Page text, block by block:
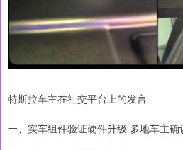
特斯拉车主在社交平台上的发言
一、实车组件验证硬件升级 多地车主确